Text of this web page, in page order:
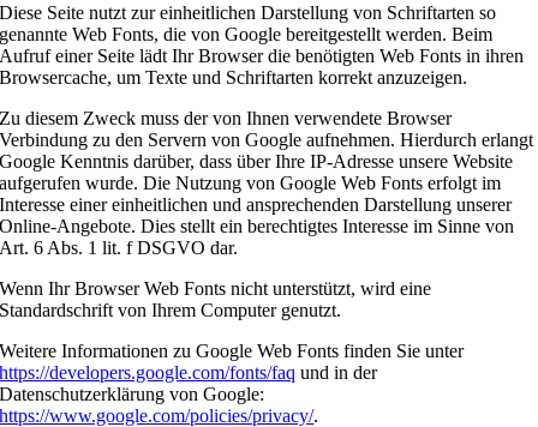
Diese Seite nutzt zur einheitlichen Darstellung von Schriftarten so
genannte Web Fonts, die von Google bereitgestellt werden. Beim
Aufruf einer Seite lädt Ihr Browser die benötigten Web Fonts in ihren
Browsercache, um Texte und Schriftarten korrekt anzuzeigen.
Zu diesem Zweck muss der von Ihnen verwendete Browser
Verbindung zu den Servern von Google aufnehmen. Hierdurch erlangt
Google Kenntnis darüber, dass über Ihre IP-Adresse unsere Website
aufgerufen wurde. Die Nutzung von Google Web Fonts erfolgt im
Interesse einer einheitlichen und ansprechenden Darstellung unserer
Online-Angebote. Dies stellt ein berechtigtes Interesse im Sinne von
Art. 6 Abs. 1 lit. f DSGVO dar.
Wenn Ihr Browser Web Fonts nicht unterstützt, wird eine
Standardschrift von Ihrem Computer genutzt.
Weitere Informationen zu Google Web Fonts finden Sie unter
https://developers.google.com/fonts/faq und in der
Datenschutzerklärung von Google:
https://www.google.com/policies/privacy/.